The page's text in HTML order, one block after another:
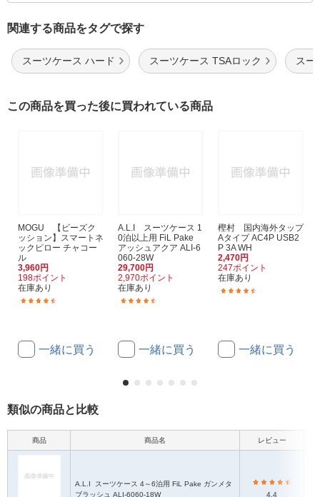
関連する商品をタグで探す
スーツケース ハード スーツケース TSAロック スー
この商品を買った後に買われている商品
MOGU 【ビーズク
ッション】スマートネ
ックピロー チャコー
ル
3,960円
198ポイント
在庫あり
一緒に買う
A.L.I スーツケース 1
0泊以上用 FiL Pake
アッシュアクア ALI-6
060-28W
29,700円
2,970ポイント
在庫あり
一緒に買う
樫村 国内海外タップ
Aタイプ AC4P USB2
P 3A WH
2,470円
247ポイント
在庫あり
一緒に買う
類似の商品と比較
商品 商品名 レビュー
A.L.I
ブラッシュ ALI-6060-18W
4.4